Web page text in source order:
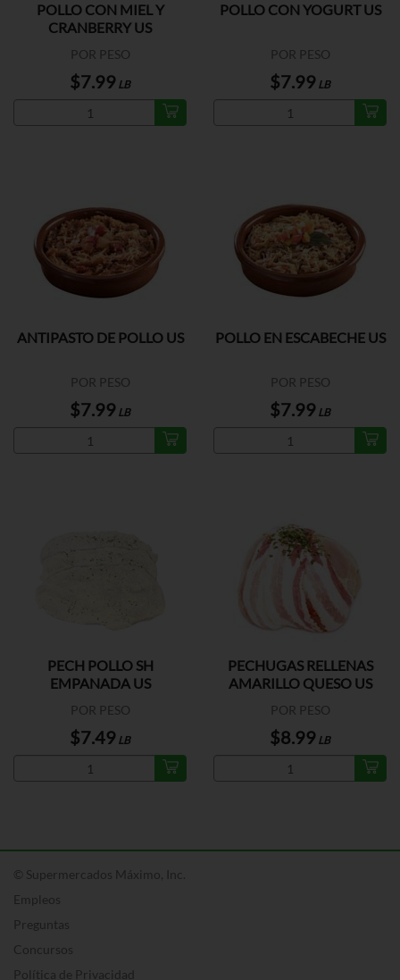
POLLO CON MIEL Y
CRANBERRY US
POR PESO
$7.99 LB
POLLO CON YOGURT US
POR PESO
$7.99 LB
ANTIPASTO DE POLLO US
POR PESO
$7.99 LB
POLLO EN ESCABECHE US
POR PESO
$7.99 LB
PECH POLLO SH
EMPANADA US
POR PESO
$7.49 LB
PECHUGAS RELLENAS
AMARILLO QUESO US
POR PESO
$8.99 LB
© Supermercados Máximo, Inc.
Empleos
Preguntas
Concursos
Política de Privacidad